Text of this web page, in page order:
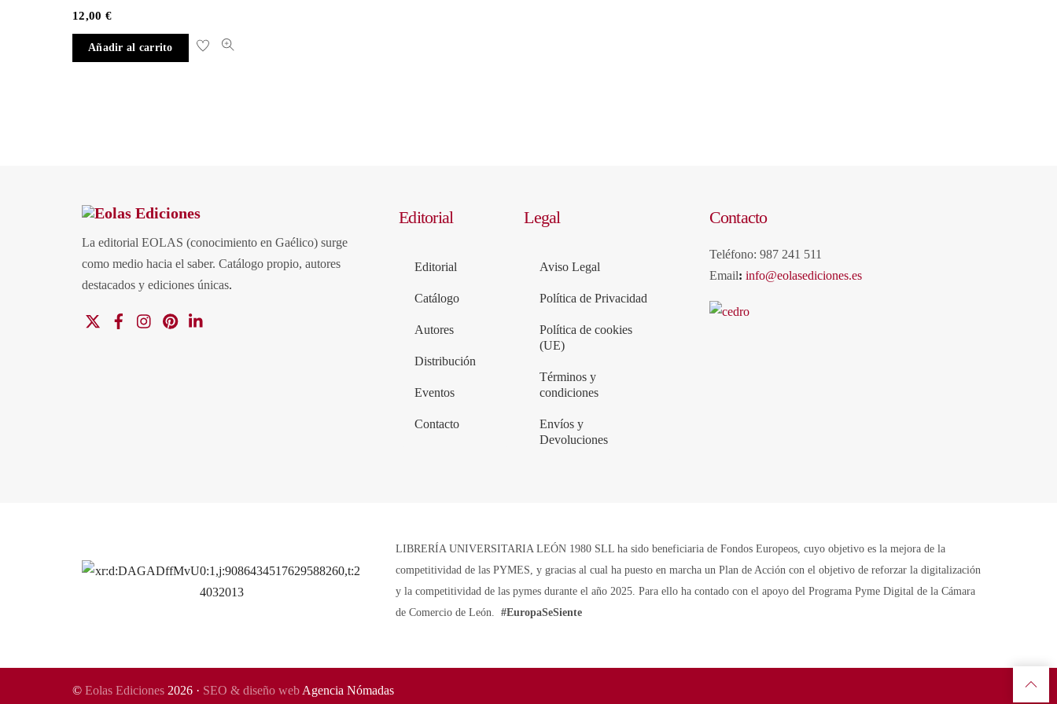
12,00 €
Añadir al carrito
La editorial EOLAS (conocimiento en Gaélico) surge
como medio hacia el saber. Catálogo propio, autores
destacados y ediciones únicas.
FacebookInstagramPinterest
Editorial
Editorial
Catálogo
Autores
Distribución
Eventos
Contacto
Legal
Aviso Legal
Política de Privacidad
Política de cookies
(UE)
Términos y
condiciones
Envíos y
Devoluciones
Contacto
Teléfono: 987 241 511
Email: info@eolasediciones.es
LIBRERÍA UNIVERSITARIA LEÓN 1980 SLL ha sido beneficiaria de Fondos Europeos, cuyo objetivo es la mejora de la
competitividad de las PYMES, y gracias al cual ha puesto en marcha un Plan de Acción con el objetivo de reforzar la digitalización
y la competitividad de las pymes durante el año 2025. Para ello ha contado con el apoyo del Programa Pyme Digital de la Cámara
de Comercio de León.#EuropaSeSiente
© Eolas Ediciones 2026 · SEO & diseño web Agencia Nómadas